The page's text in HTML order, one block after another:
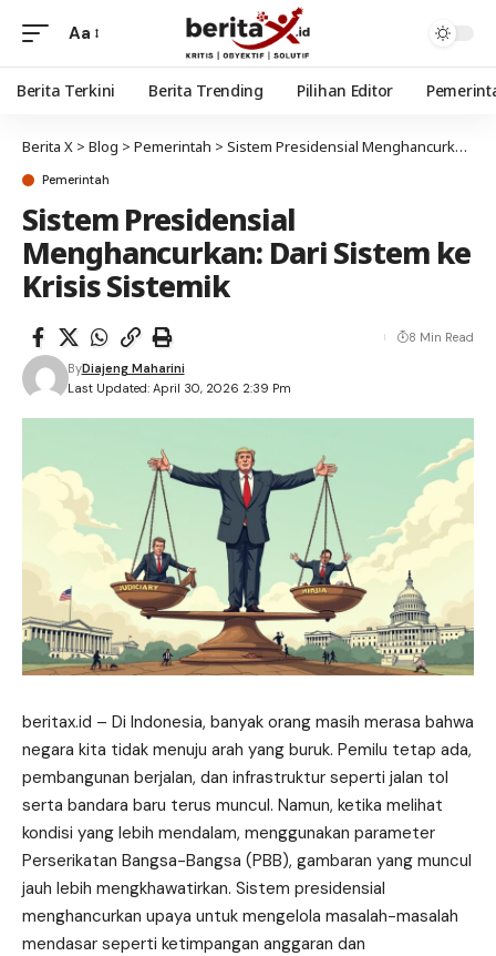
Aa
Berita Terkini Berita Trending Pilihan Editor
Berita X > Blog > Pemerintah > Sistem Presidensial Menghancurkan: Dari Sistem ke Krisis Sistemik
Pemerintah
Sistem Presidensial
Menghancurkan: Dari Sistem ke
Krisis Sistemik
Last Updated: April 30, 2026 2:39 Pm
ByDiajeng Maharini
8 Min Read
beritax.id – Di Indonesia, banyak orang masih merasa bahwa
negara kita tidak menuju arah yang buruk. Pemilu tetap ada,
pembangunan berjalan, dan infrastruktur seperti jalan tol
serta bandara baru terus muncul. Namun, ketika melihat
kondisi yang lebih mendalam, menggunakan parameter
Perserikatan Bangsa-Bangsa (PBB), gambaran yang muncul
jauh lebih mengkhawatirkan. Sistem presidensial
menghancurkan upaya untuk mengelola masalah-masalah
mendasar seperti ketimpangan anggaran dan